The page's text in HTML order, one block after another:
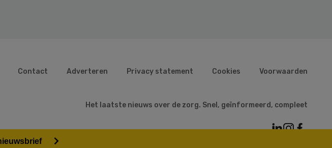
Contact Adverteren Privacy statement Cookies Voorwaarden
Het laatste nieuws over de zorg. Snel, geïnformeerd, compleet